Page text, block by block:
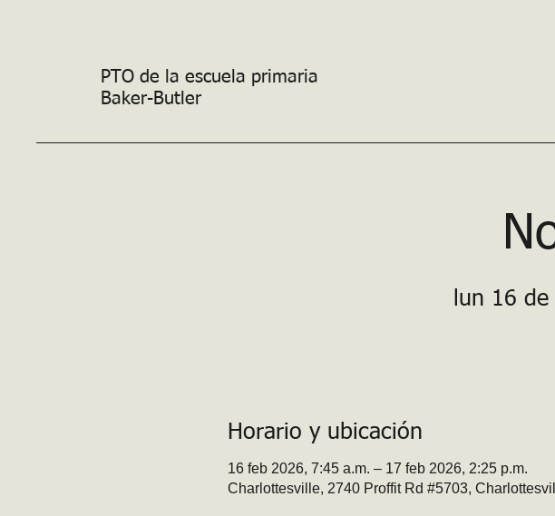
PTO de la escuela primaria
Baker-Butler
lun 16 de
Horario y ubicación
16 feb 2026, 7:45 a.m. – 17 feb 2026, 2:25 p.m.
Charlottesville, 2740 Proffit Rd #5703,